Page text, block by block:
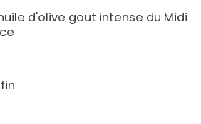
d'olive gout intense du Midi